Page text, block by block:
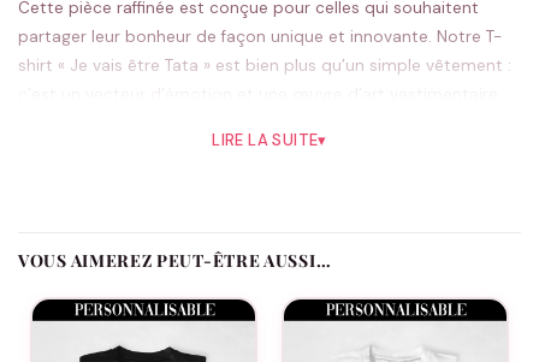
Cette pièce raffinée est conçue pour celles qui souhaitent
partager leur bonheur de façon unique et innovante. Notre T-
shirt « Je vais être Tata » est bien plus qu’un simple vêtement :
symbole a été méticuleusement sélectionné pour composer
clair et net, même après de nombreux lavages.
Ce T-shirt, confectionné avec le plus doux des cotons, promet
LIRE LA SUITE▾
VOUS AIMEREZ PEUT-ÊTRE AUSSI…